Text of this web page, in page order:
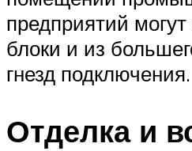
предприятий
блоки и из
гнезд подключения.
Отделка и